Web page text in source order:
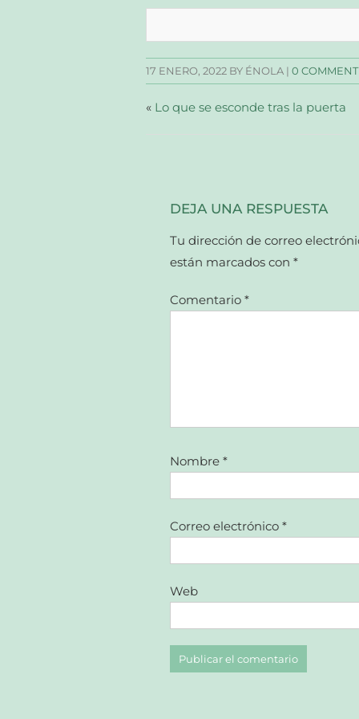
en
abre
una
ventana
nueva)
en
abre
una
ventana
nueva)
en
abre
una
ventana
nueva)
un
correo
a
un
amigo
abre
en
17 ENERO, 2022 BY ÉNOLA | 0 COMMENT
« Lo que se esconde tras la puerta
DEJA UNA RESPUESTA
Tu dirección de correo
están marcados con *
Comentario *
Nombre *
Correo electrónico *
Web